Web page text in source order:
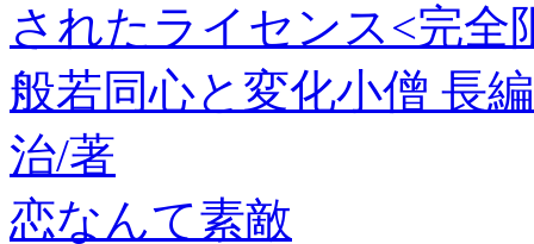
されたライセンス<完全
般若同心と変化小僧 長
治/著
恋なんて素敵